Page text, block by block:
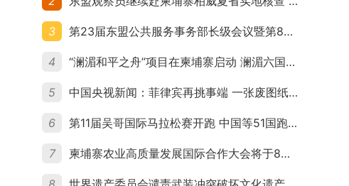
3 第23届东盟公共服务事务部长级会议暨第8届东盟与中日韩公共服务事务部长级会议在柬埔寨暹粒开幕
4 “澜湄和平之舟”项目在柬埔寨启动 澜湄六国青年共话和平与发展
5 中国央视新闻：菲律宾再挑事端 一张废图纸划不走中国黄岩岛
6 第11届吴哥国际马拉松赛开跑 中国等51国跑者齐聚暹粒
7 柬埔寨农业高质量发展国际合作大会将于8月20日举行